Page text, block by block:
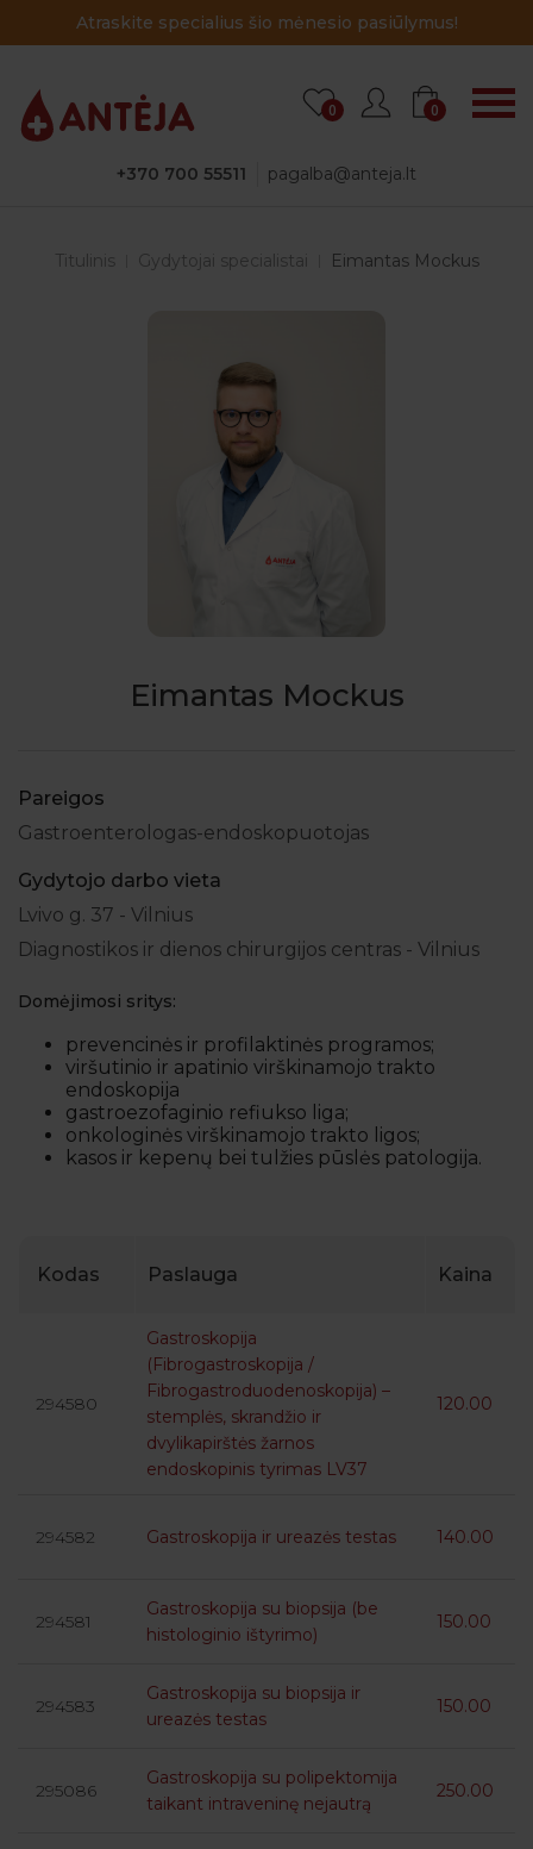
Atraskite specialius šio mėnesio pasiūlymus!
+370 700 55511 pagalba@anteja.lt
0 0
Titulinis Gydytojai specialistai Eimantas Mockus
Eimantas Mockus
Pareigos
Gastroenterologas-endoskopuotojas
Gydytojo darbo vieta
Lvivo g. 37 - Vilnius
Diagnostikos ir dienos chirurgijos centras - Vilnius
Domėjimosi sritys:
prevencinės ir profilaktinės programos;
viršutinio ir apatinio virškinamojo trakto
endoskopija
gastroezofaginio refiukso liga;
onkologinės virškinamojo trakto ligos;
kasos ir kepenų bei tulžies pūslės patologija.
Kodas Paslauga Kaina
294580
Gastroskopija
(Fibrogastroskopija /
Fibrogastroduodenoskopija) –
stemplės, skrandžio ir
dvylikapirštės žarnos
endoskopinis tyrimas LV37
120.00
294582 Gastroskopija ir ureazės testas 140.00
294581
Gastroskopija su biopsija (be
histologinio ištyrimo)
150.00
294583
Gastroskopija su biopsija ir
ureazės testas
150.00
295086
Gastroskopija su polipektomija
taikant intraveninę nejautrą
250.00